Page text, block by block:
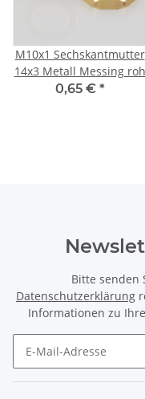
M10x1 Sechskantmutter
14x3 Metall Messing roh
0,65 € *
Bitte senden
Datenschutzerklärung
Informationen zu